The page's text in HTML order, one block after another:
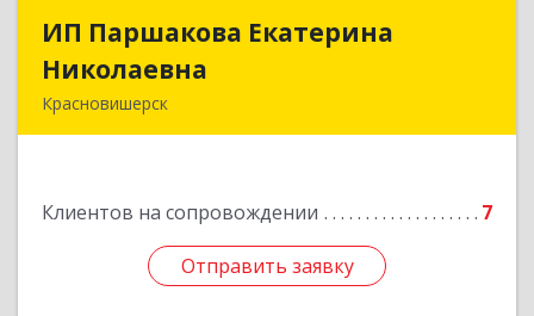
ИП Паршакова Екатерина
Николаевна
Красновишерск
Клиентов на сопровождении 7
Отправить заявку
ИП Паршакова Екатерина
Подробнее
Отправить заявку